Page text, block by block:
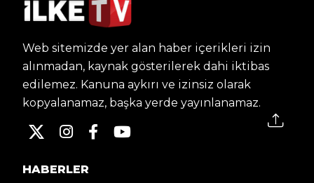
Web sitemizde yer alan haber içerikleri izin
alınmadan, kaynak gösterilerek dahi iktibas
edilemez. Kanuna aykırı ve izinsiz olarak
kopyalanamaz, başka yerde yayınlanamaz.
HABERLER